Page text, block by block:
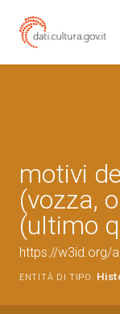
motivi
(vozza,
(ultimo
https://w3id.org/
ENTITÀ DI TIPO: